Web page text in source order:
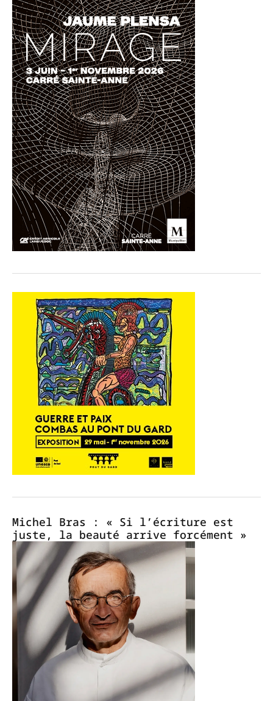
Michel Bras : « Si l’écriture est
juste, la beauté arrive forcément »